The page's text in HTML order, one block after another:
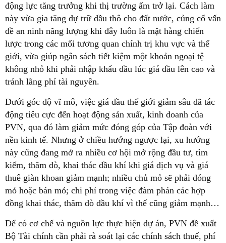
động lực tăng trưởng khi thị trường ấm trở lại. Cách làm
này vừa gia tăng dự trữ dầu thô cho đất nước, củng cố vấn
đề an ninh năng lượng khi đây luôn là mặt hàng chiến
lược trong các mối tương quan chính trị khu vực và thế
giới, vừa giúp ngân sách tiết kiệm một khoản ngoại tệ
không nhỏ khi phải nhập khẩu dầu lúc giá dầu lên cao và
tránh lãng phí tài nguyên.
Dưới góc độ vĩ mô, việc giá dầu thế giới giảm sâu đã tác
động tiêu cực đến hoạt động sản xuất, kinh doanh của
PVN, qua đó làm giảm mức đóng góp của Tập đoàn với
nền kinh tế. Nhưng ở chiều hướng ngược lại, xu hướng
này cũng đang mở ra nhiều cơ hội mở rộng đầu tư, tìm
kiếm, thăm dò, khai thác dầu khí khi giá dịch vụ và giá
thuê giàn khoan giảm mạnh; nhiều chủ mỏ sẽ phải đóng
mỏ hoặc bán mỏ; chi phí trong việc đàm phán các hợp
đồng khai thác, thăm dò dầu khí vì thế cũng giảm mạnh…
Để có cơ chế và nguồn lực thực hiện dự án, PVN đề xuất
Bộ Tài chính cần phải rà soát lại các chính sách thuế, phí